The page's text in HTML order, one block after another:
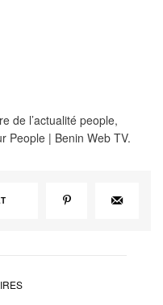
de l’actualité people,
People | Benin Web TV.